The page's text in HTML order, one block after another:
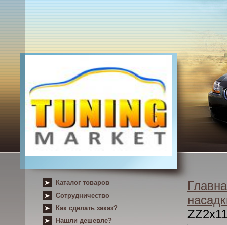
Каталог товаров
Сотрудничество
Как сделать заказ?
Нашли дешевле?